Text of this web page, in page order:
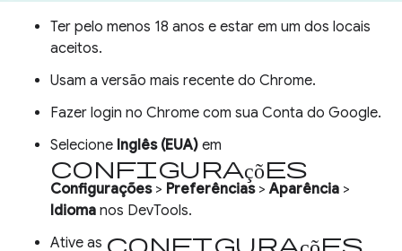
Ter pelo menos 18 anos e estar em um dos locais
aceitos.
Usam a versão mais recente do Chrome.
Fazer login no Chrome com sua Conta do Google.
Selecione Inglês (EUA) em
configurações
Configurações> Preferências>Aparência >
Idioma nos DevTools.
Ative as configurações